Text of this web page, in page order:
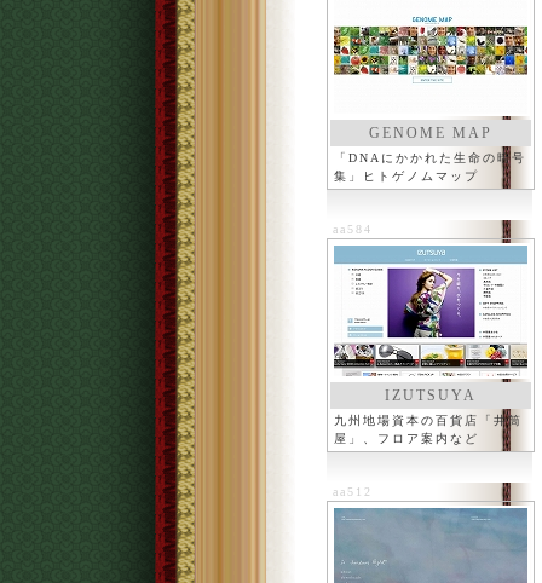
GENOME MAP
「DNAにかかれた生命の暗号
集」ヒトゲノムマップ
aa584
IZUTSUYA
九州地場資本の百貨店「井筒
屋」、フロア案内など
aa512